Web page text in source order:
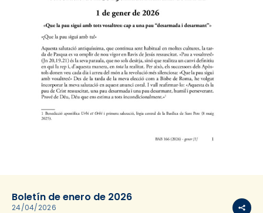
Boletín de enero de 2026
24/04/2026